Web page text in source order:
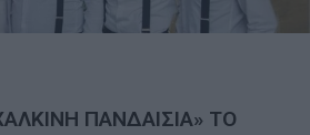
ΠΑΝΔΑΙΣΙΑ» ΤΟ